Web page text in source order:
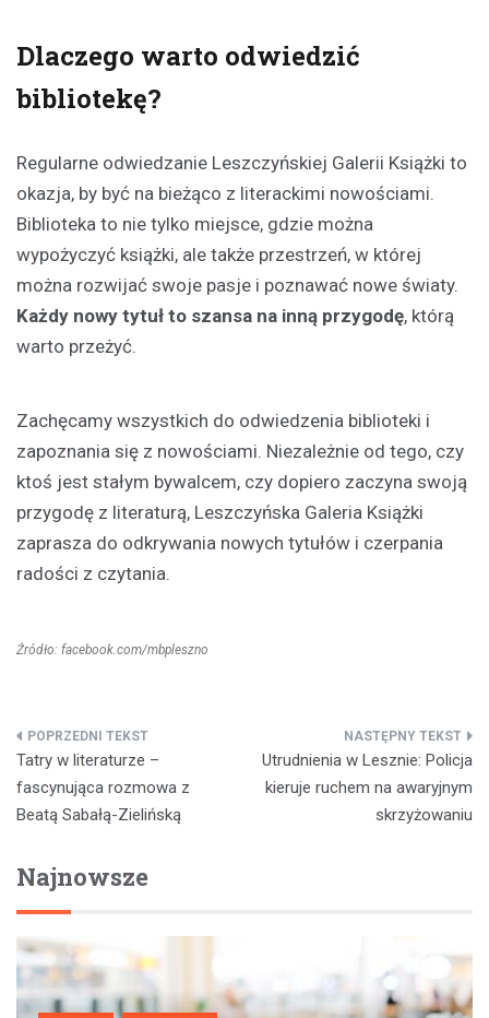
Dlaczego warto odwiedzić
bibliotekę?
Regularne odwiedzanie Leszczyńskiej Galerii Książki to
okazja, by być na bieżąco z literackimi nowościami.
Biblioteka to nie tylko miejsce, gdzie można
wypożyczyć książki, ale także przestrzeń, w której
można rozwijać swoje pasje i poznawać nowe światy.
Każdy nowy tytuł to szansa na inną przygodę, którą
warto przeżyć.
Zachęcamy wszystkich do odwiedzenia biblioteki i
zapoznania się z nowościami. Niezależnie od tego, czy
ktoś jest stałym bywalcem, czy dopiero zaczyna swoją
przygodę z literaturą, Leszczyńska Galeria Książki
zaprasza do odkrywania nowych tytułów i czerpania
radości z czytania.
Źródło: facebook.com/mbpleszno
Nawigacja
wpisu
Tatry w literaturze –
fascynująca rozmowa z
Beatą Sabałą-Zielińską
Utrudnienia w Lesznie: Policja
kieruje ruchem na awaryjnym
skrzyżowaniu
Najnowsze